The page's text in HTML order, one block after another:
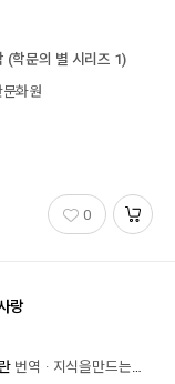
(학문의 별 시리즈 1)
화원
0
랑
번역 지식을만드는지식